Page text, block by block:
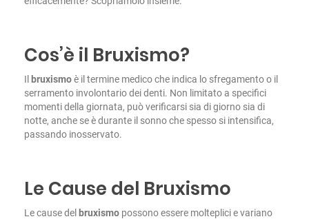
Cos’è il Bruxismo?
Il bruxismoè il termine medico che indica lo sfregamento o il
serramento involontario dei denti. Non limitato a specifici
momenti della giornata, può verificarsi sia di giorno sia di
notte, anche se è durante il sonno che spesso si intensifica,
passando inosservato.
Le Cause del Bruxismo
Le cause del bruxismo possono essere molteplici e variano